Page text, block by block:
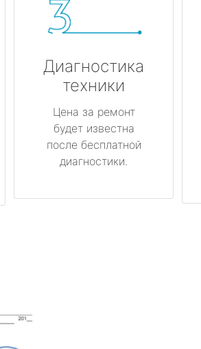
Диагностика
техники
Цена за ремонт
будет известна
после бесплатной
диагностики.